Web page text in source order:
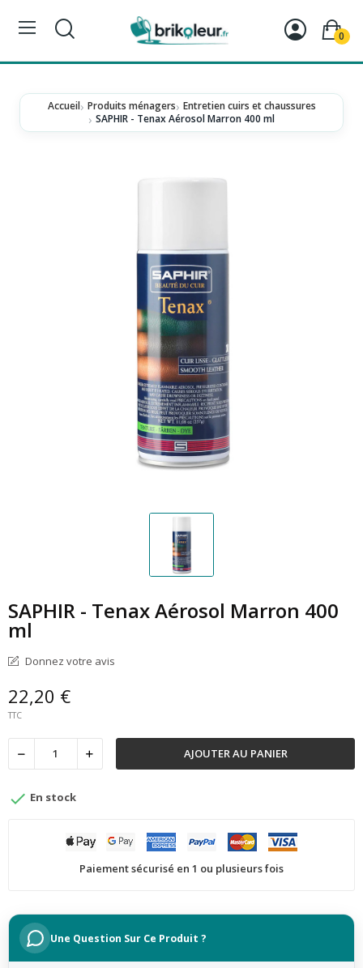
0
Accueil Produits ménagers Entretien cuirs et chaussures
SAPHIR - Tenax Aérosol Marron 400 ml
SAPHIR - Tenax Aérosol Marron 400
ml
Donnez votre avis
22,20 €
TTC
AJOUTER AU PANIER
 En stock
Paiement sécurisé en 1 ou plusieurs fois
Une Question Sur Ce Produit ?